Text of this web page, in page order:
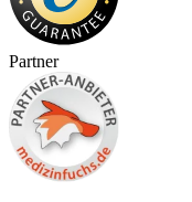
Partner